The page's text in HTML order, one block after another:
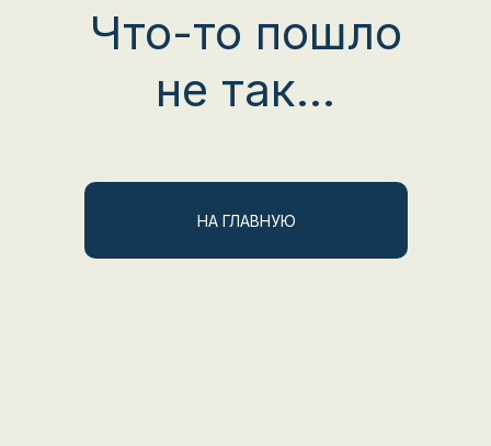
Что-то пошло
не так...
НА ГЛАВНУЮ